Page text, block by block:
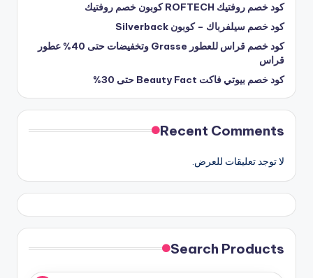
كود خصم روفتيك ROFTECH كوبون خصم روفتيك
كود خصم سيلفرباك – كوبون Silverback
كود خصم قراس للعطور Grasse وتخفيضات حتى 40% عطور
قراس
كود خصم بيوتي فاكت Beauty Fact حتى 30%
Recent Comments
لا توجد تعليقات للعرض.
Search Products